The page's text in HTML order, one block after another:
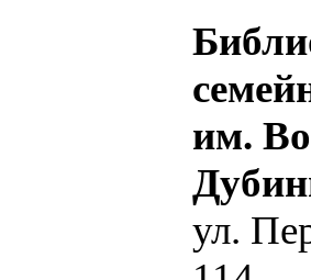
им.
ул.